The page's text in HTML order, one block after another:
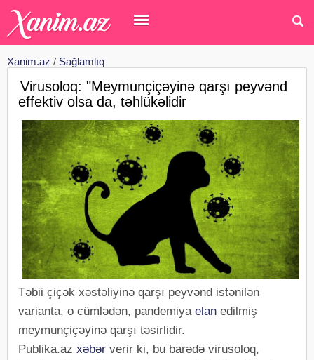
Xanim.az / Sağlamlıq
Virusoloq: "Meymunçiçəyinə qarşı peyvənd
effektiv olsa da, təhlükəlidir
Təbii çiçək xəstəliyinə qarşı peyvənd istənilən
varianta, o cümlədən, pandemiya elan edilmiş
meymunçiçəyinə qarşı təsirlidir.
Publika.az xəbər verir ki, bu barədə virusoloq,